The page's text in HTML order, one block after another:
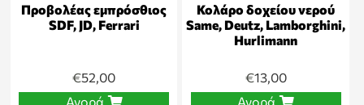
Προβολέας εμπρόσθιος
SDF, JD, Ferrari
€52,00
Αγορά
Κολάρο δοχείου νερού
Same, Deutz, Lamborghini,
Hurlimann
€13,00
Αγορά